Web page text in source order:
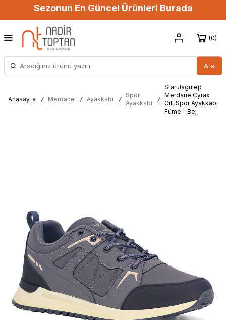
Sezonun En Güncel Ürünleri Burada
Ara
0
Anasayfa / Merdane / Ayakkabı /
Spor
Ayakkabı
/
Star Jagulep
Merdane Cyrax
Cilt Spor Ayakkabı
Füme - Bej